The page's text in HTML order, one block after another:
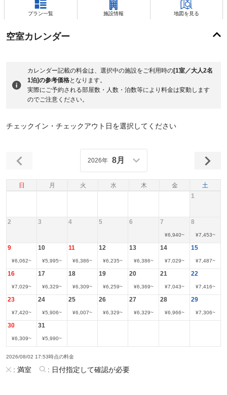
プラン一覧 施設情報 地図を見る
空室カレンダー
カレンダー記載の料金は、選択中の施設をご利用時の[1室／大人2名
1泊]の参考価格となります。
実際にご予約される部屋数・人数・泊数等により料金は変動します
のでご注意ください。
チェックイン・チェックアウト日を選択してください
日 月 火 水 木 金 土
2026年 8月
1
2 3 4 5 6 7
¥6,940~
8
¥7,453~
9
¥6,062~
10
¥5,995~
11
¥6,386~
12
¥6,235~
13
¥6,386~
14
¥7,029~
15
¥7,487~
16
¥7,029~
17
¥6,329~
18
¥6,309~
19
¥6,259~
20
¥6,369~
21
¥7,043~
22
¥7,416~
23
¥7,420~
24
¥5,906~
25
¥6,007~
26
¥6,329~
27
¥6,329~
28
¥6,966~
29
¥7,306~
30
¥6,309~
31
¥5,990~
2026/08/02 17:53時点の料金
: 満室 : 日付指定して確認が必要